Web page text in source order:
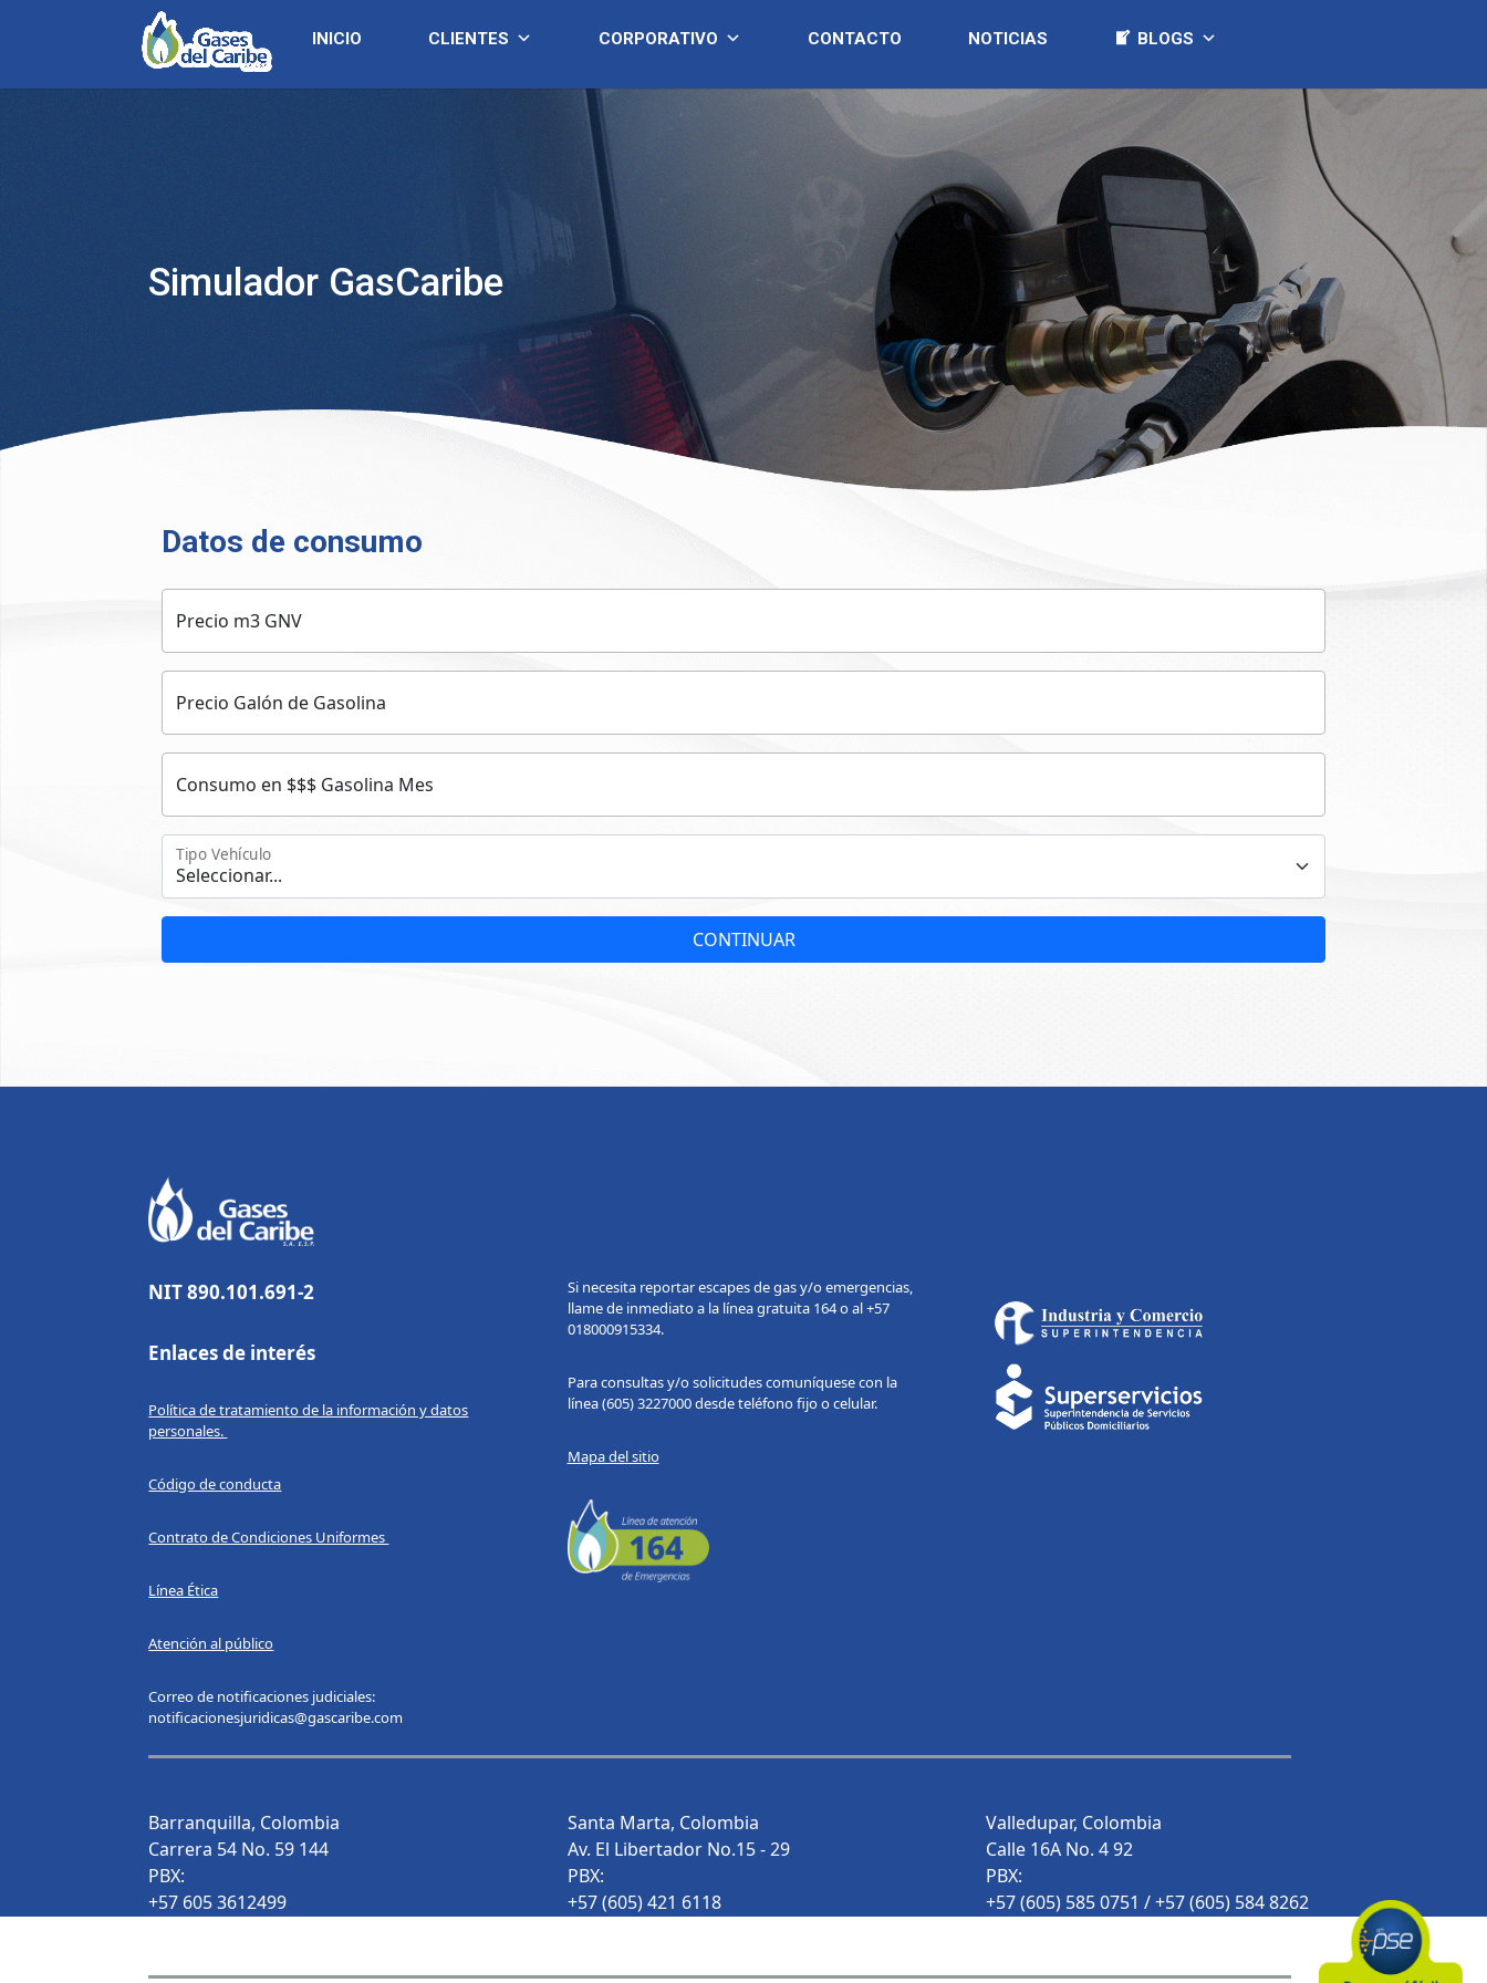
INICIO CLIENTES CORPORATIVO CONTACTO NOTICIAS BLOGS
Simulador GasCaribe
Datos de consumo
Precio m3 GNV
Precio Galón de Gasolina
Consumo en $$$ Gasolina Mes
Tipo Vehículo
CONTINUAR
NIT 890.101.691-2
Enlaces de interés
Política de tratamiento de la información y datos
personales.
Código de conducta
Contrato de Condiciones Uniformes
Línea Ética
Atención al público
Correo de notificaciones judiciales:
notificacionesjuridicas@gascaribe.com
Si necesita reportar escapes de gas y/o emergencias,
llame de inmediato a la línea gratuita 164 o al +57
018000915334.
Para consultas y/o solicitudes comuníquese con la
línea (605) 3227000 desde teléfono ﬁjo o celular.
Mapa del sitio
Barranquilla, Colombia
Carrera 54 No. 59 144
PBX:
+57 605 3612499
Santa Marta, Colombia
Av. El Libertador No.15 - 29
PBX:
+57 (605) 421 6118
Valledupar, Colombia
Calle 16A No. 4 92
PBX:
+57 (605) 585 0751 / +57 (605) 584 8262